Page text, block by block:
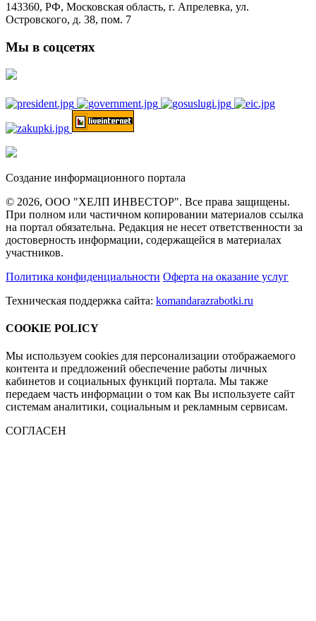
143360, РФ, Московская область, г. Апрелевка, ул.
Островского, д. 38, пом. 7
Мы в соцсетях
Создание информационного портала
© 2026, ООО "ХЕЛП ИНВЕСТОР". Все права защищены.
При полном или частичном копировании материалов ссылка
на портал обязательна. Редакция не несет ответственности за
достоверность информации, содержащейся в материалах
участников.
Политика конфиденциальности Оферта на оказание услуг
Техническая поддержка сайта: komandarazrabotki.ru
COOKIE POLICY
Мы используем cookies для персонализации отображаемого
контента и предложений обеспечение работы личных
кабинетов и социальных функций портала. Мы также
передаем часть информации о том как Вы используете сайт
системам аналитики, социальным и рекламным сервисам.
СОГЛАСЕН